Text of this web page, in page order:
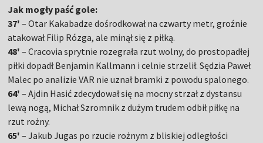
Jak mogły paść gole:
37' – Otar Kakabadze dośrodkował na czwarty metr, groźnie
atakował Filip Rózga, ale minął się z piłką.
48' – Cracovia sprytnie rozegrała rzut wolny, do prostopadłej
piłki dopadł Benjamin Kallmann i celnie strzelił. Sędzia Paweł
Malec po analizie VAR nie uznał bramki z powodu spalonego.
64' – Ajdin Hasić zdecydował się na mocny strzał z dystansu
lewą nogą, Michał Szromnik z dużym trudem odbił piłkę na
rzut rożny.
65' – Jakub Jugas po rzucie rożnym z bliskiej odległości